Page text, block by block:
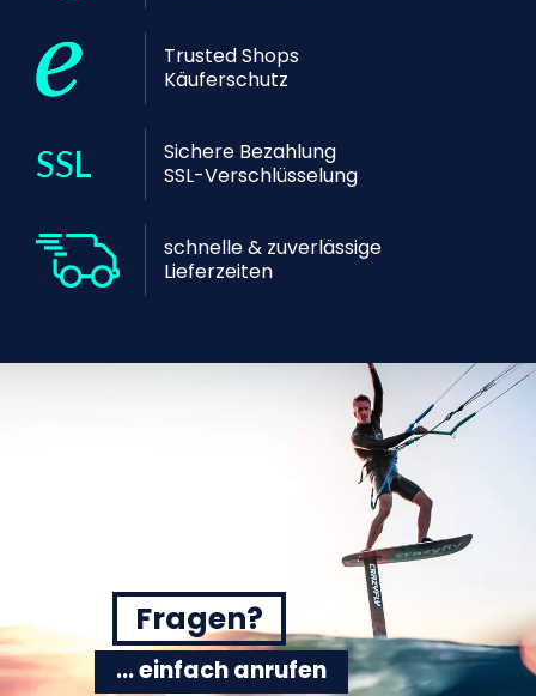
Trusted Shops
Käuferschutz
Sichere Bezahlung
SSL-Verschlüsselung
schnelle & zuverlässige
Lieferzeiten
Fragen?
... einfach anrufen